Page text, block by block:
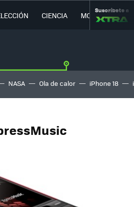
CIENCIA MOVILIDAD
Suscríbete a
NASA Ola de calor iPhone 18